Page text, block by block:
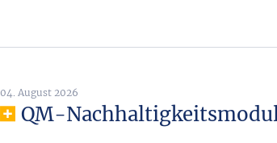
04. August 2026
QM-